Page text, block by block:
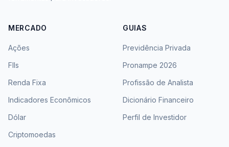
MERCADO
Ações
FIIs
Renda Fixa
Indicadores Econômicos
Dólar
Criptomoedas
GUIAS
Previdência Privada
Pronampe 2026
Profissão de Analista
Dicionário Financeiro
Perfil de Investidor